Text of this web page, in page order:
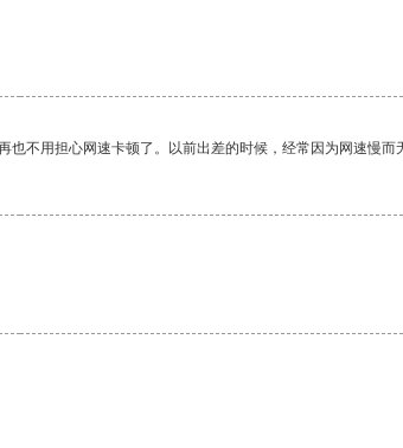
不用担心网速卡顿了。以前出差的时候，经常因为网速慢而